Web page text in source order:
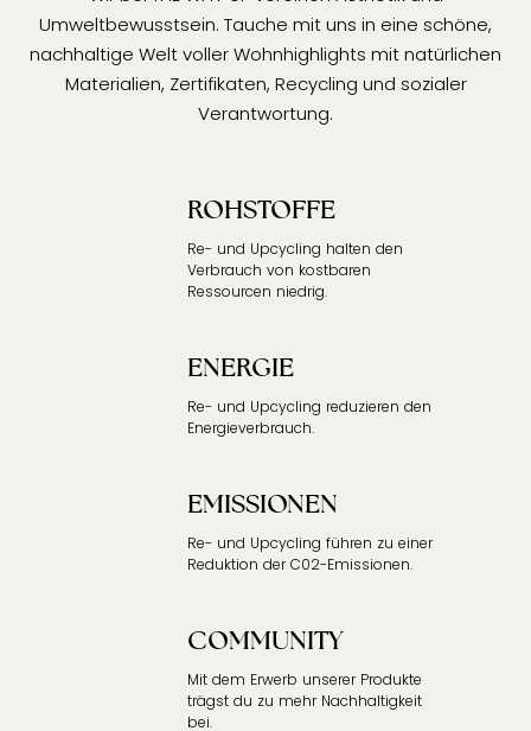
Umweltbewusstsein. Tauche mit uns in eine schöne,
nachhaltige Welt voller Wohnhighlights mit natürlichen
Materialien, Zertifikaten, Recycling und sozialer
Verantwortung.
ROHSTOFFE
Re- und Upcycling halten den
Verbrauch von kostbaren
Ressourcen niedrig.
ENERGIE
Re- und Upcycling reduzieren den
Energieverbrauch.
EMISSIONEN
Re- und Upcycling führen zu einer
Reduktion der C02-Emissionen.
COMMUNITY
Mit dem Erwerb unserer Produkte
trägst du zu mehr Nachhaltigkeit
bei.